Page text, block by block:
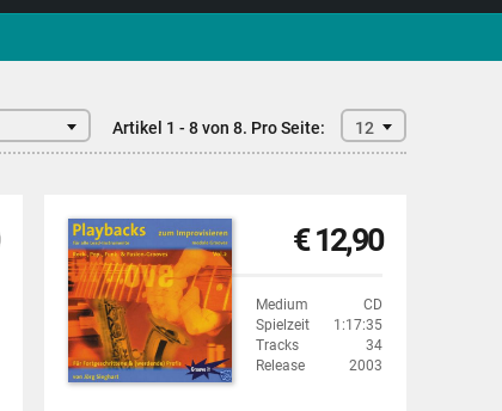
Artikel 1 - 8 von 8. Pro Seite: 12
€ 12,90
Medium
CD
Spielzeit
1:17:35
Tracks
34
Release
2003